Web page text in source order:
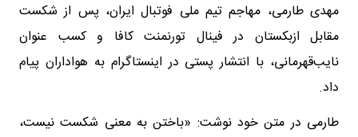
مهدی طارمی، مهاجم تیم ملی فوتبال ایران، پس از شکست
مقابل ازبکستان در فینال تورنمنت کافا و کسب عنوان
نایب‌قهرمانی، با انتشار پستی در اینستاگرام به هواداران پیام
داد.
طارمی در متن خود نوشت: «باختن به معنی شکست نیست،